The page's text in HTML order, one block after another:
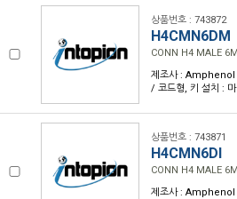
상품번호 : 743872
H4CMN6DM
CONN H4 MALE
제조사 :
/ 코드형, 키 설치 :
상품번호 : 743871
H4CMN6DI
CONN H4 MALE
제조사 :